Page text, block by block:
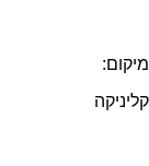
מיקום:
קליניקה